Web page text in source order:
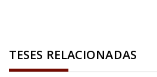
TESES RELACIONADAS